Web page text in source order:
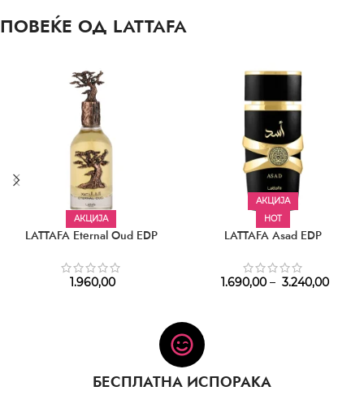
ПОВЕЌЕ ОД LATTAFA
АКЦИЈА
LATTAFA Eternal Oud EDP
1.960,00
АКЦИЈА
HOT
LATTAFA Asad EDP
1.690,00 – 3.240,00
БЕСПЛАТНА ИСПОРАКА